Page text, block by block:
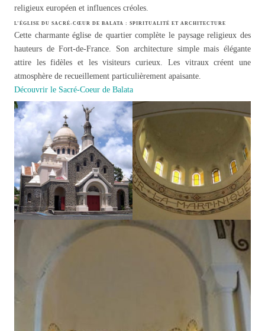
religieux européen et influences créoles.
L’ÉGLISE DU SACRÉ-CŒUR DE BALATA : SPIRITUALITÉ ET ARCHITECTURE
Cette charmante église de quartier complète le paysage religieux des
hauteurs de Fort-de-France. Son architecture simple mais élégante
attire les fidèles et les visiteurs curieux. Les vitraux créent une
atmosphère de recueillement particulièrement apaisante.
Découvrir le Sacré-Coeur de Balata